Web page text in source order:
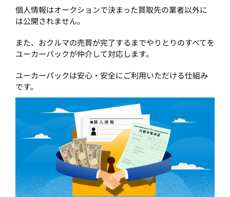
個人情報はオークションで決まった買取先の業者以外に
は公開されません。
また、おクルマの売買が完了するまでやりとりのすべてを
ユーカーパックが仲介して対応します。
ユーカーパックは安心・安全にご利用いただける仕組み
です。